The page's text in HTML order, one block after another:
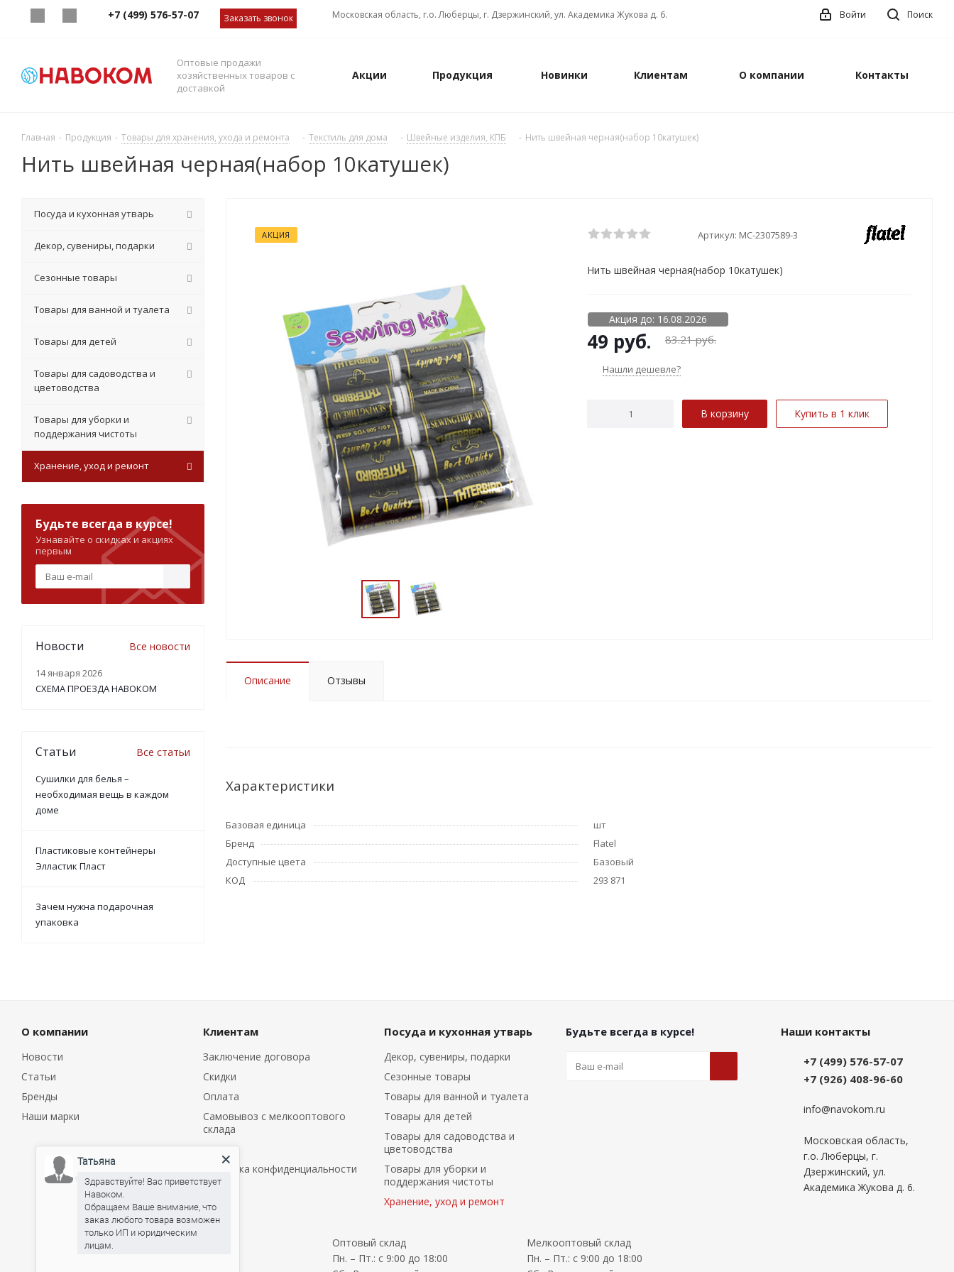
+7 (499) 576-57-07 Заказать звонок Московская область, г.о. Люберцы, г. Дзержинский, ул. Академика Жукова д. 6. Поиск
Войти
Оптовые продажи
хозяйственных товаров с
доставкой
Акции Продукция Новинки Клиентам О компании Контакты
Главная - Продукция - Товары для хранения, ухода и ремонта - Текстиль для дома - Швейные изделия, КПБ - Нить швейная черная(набор 10катушек)
Нить швейная черная(набор 10катушек)
АКЦИЯ Артикул: MC-2307589-3
Нить швейная черная(набор 10катушек)
Акция до: 16.08.2026
49 руб. 83.21руб.
Нашли дешевле?
В корзину Купить в 1 клик
Описание Отзывы
Характеристики
Базовая единица
шт
Бренд
Flatel
Доступные цвета
Базовый
КОД
293 871
Посуда и кухонная утварь
Декор, сувениры, подарки
Сезонные товары
Товары для ванной и туалета
Товары для детей
Товары для садоводства и
цветоводства
Товары для уборки и
поддержания чистоты
Хранение, уход и ремонт
Будьте всегда в курсе!
Узнавайте о скидках и акциях
первым
Новости Все новости
14 января 2026
СХЕМА ПРОЕЗДА НАВОКОМ
Статьи Все статьи
Сушилки для белья –
необходимая вещь в каждом
доме
Пластиковые контейнеры
Элластик Пласт
Зачем нужна подарочная
упаковка
О компании
Новости
Статьи
Бренды
Наши марки
Клиентам
Заключение договора
Скидки
Оплата
Самовывоз с мелкооптового
склада
Услуги
Политика конфиденциальности
Посуда и кухонная утварь
Декор, сувениры, подарки
Сезонные товары
Товары для ванной и туалета
Товары для детей
Товары для садоводства и
цветоводства
Товары для уборки и
поддержания чистоты
Хранение, уход и ремонт
Будьте всегда в курсе! Наши контакты
+7 (499) 576-57-07
+7 (926) 408-96-60
info@navokom.ru
Московская область,
г.о. Люберцы, г.
Дзержинский, ул.
Академика Жукова д. 6.
Оптовый склад
Пн. – Пт.: с 9:00 до 18:00
Мелкооптовый склад
Пн. – Пт.: с 9:00 до 18:00
Татьяна
Здравствуйте! Вас приветствует
Навоком.
Обращаем Ваше внимание, что
заказ любого товара возможен
только ИП и юридическим